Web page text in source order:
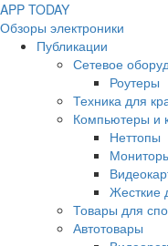
APP TODAY
Обзоры электроники
Публикации
Сетевое
Роутеры
Техника для
Компьютеры и
Неттопы
Жесткие
Товары для
Автотовары